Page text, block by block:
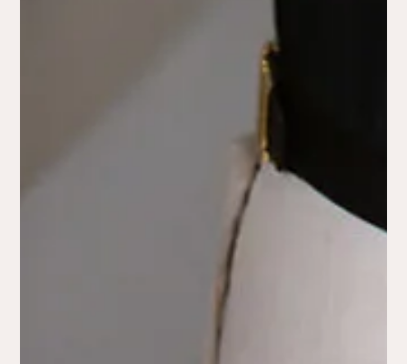
Gérez vos préférences
Pour offrir les meilleures expériences, nous utilisons des technologies telles
données telles que le comportement de navigation ou les ID uniques sur ce
site. Le fait de ne pas consentir ou de retirer son consentement peut avoir un
effet négatif sur certaines caractéristiques et fonctions.
Refuser